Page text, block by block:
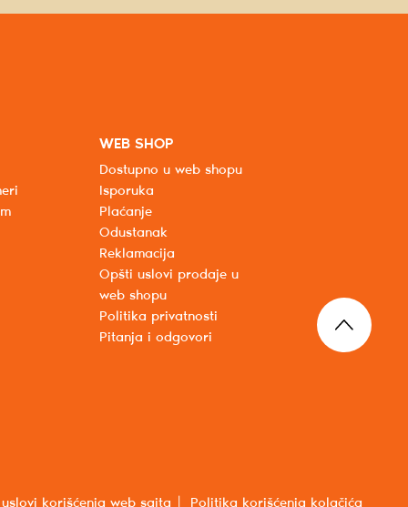
WEB SHOP
Dostupno u web shopu
Isporuka
Plaćanje
Odustanak
Reklamacija
Opšti uslovi prodaje u
web shopu
Politika privatnosti
Pitanja i odgovori
korišćenja web sajta Politika korišćenja kolačića